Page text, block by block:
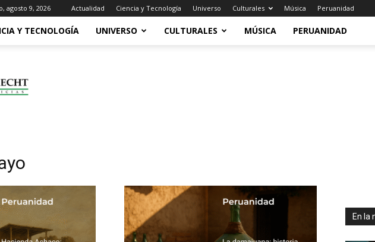
agosto 9, 2026 Actualidad Ciencia y Tecnología Universo Culturales Música Peruanidad
Y TECNOLOGÍA UNIVERSO CULTURALES MÚSICA PERUANIDAD
En la